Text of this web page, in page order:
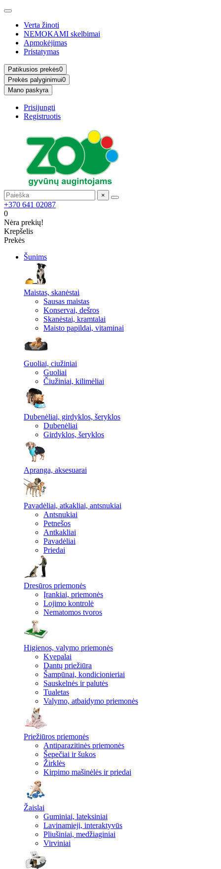
Verta žinoti
NEMOKAMI skelbimai
Apmokėjimas
Pristatymas
Patikusios prekės0
Prekės palyginimui0
Mano paskyra
Prisijungti
Registruotis
×
+370 641 02087
0
Nėra prekių!
Krepšelis
Prekės
Šunims
Maistas, skanėstai
Sausas maistas
Konservai, dešros
Skanėstai, kramtalai
Maisto papildai, vitaminai
Guoliai, ciužiniai
Guoliai
Čiužiniai, kilimėliai
Dubenėliai, girdyklos, šeryklos
Dubenėliai
Girdyklos, šeryklos
Apranga, aksesuarai
Pavadėliai, atkakliai, antsnukiai
Antsnukiai
Petnešos
Antkakliai
Pavadėliai
Priedai
Dresūros priemonės
Įrankiai, priemonės
Lojimo kontrolė
Nematomos tvoros
Higienos, valymo priemonės
Kvepalai
Dantų priežiūra
Šampūnai, kondicionieriai
Sauskelnės ir palutės
Tualetas
Valymo, atbaidymo priemonės
Priežiūros priemonės
Antiparazitinės priemonės
Šepečiai ir šukos
Žirklės
Kirpimo mašinėlės ir priedai
Žaislai
Guminiai, lateksiniai
Lavinamieji, interaktyvūs
Pliušiniai, medžiaginiai
Virviniai